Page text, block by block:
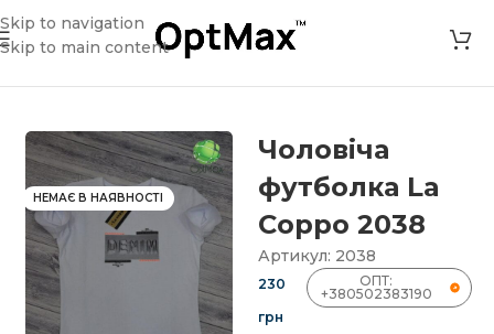
Skip to navigation
Skip to main content
Головна Чоловіча футболка La Coppo 2038
НЕМАЄ В НАЯВНОСТІ
Чоловіча
футболка La
Coppo 2038
Артикул: 2038
230
грн
ОПТ:
+380502383190